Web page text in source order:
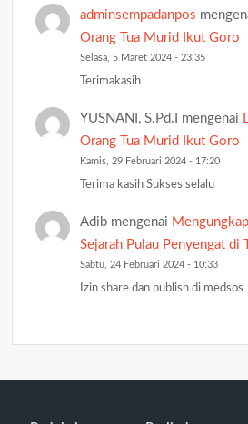
adminsempadanpos
Orang Tua Murid Ikut Goro
Selasa, 5 Maret 2024 - 23:35
Terimakasih
YUSNANI, S.Pd.I mengenai
Orang Tua Murid Ikut Goro
Kamis, 29 Februari 2024 - 17:20
Terima kasih Sukses selalu
Adib mengenai
Sejarah Pulau Penyengat di
Sabtu, 24 Februari 2024 - 10:33
Izin share dan publish di medsos